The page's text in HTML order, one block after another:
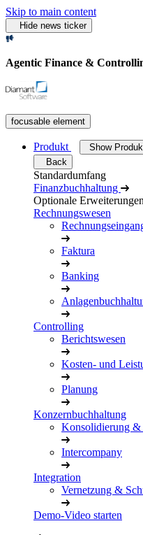
Skip to main content
Hide news ticker
Agentic Finance &
focusable element
Produkt
Show
Back
Standardumfang
Finanzbuchhaltung
Optionale Erweiterungen
Rechnungswesen
Faktura
Banking
Controlling
Berichtswesen
Kosten- und
Planung
Konzernbuchhaltung
Konsolidierung &
Intercompany
Integration
Vernetzung &
Demo-Video starten